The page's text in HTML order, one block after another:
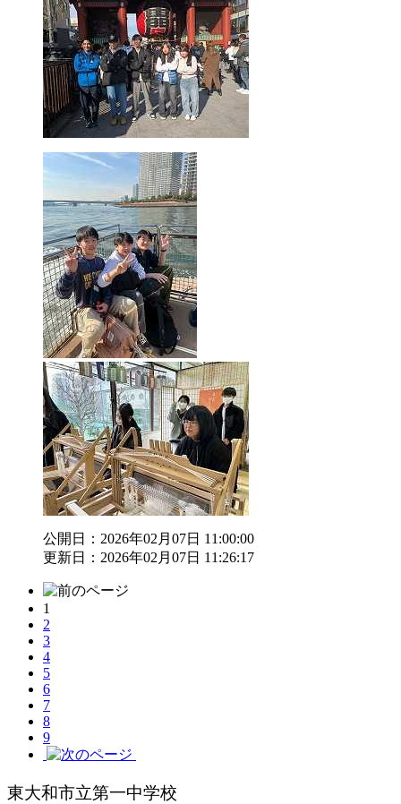
公開日：2026年02月07日 11:00:00
更新日：2026年02月07日 11:26:17
1
2
3
4
5
6
7
8
9
東大和市立第一中学校